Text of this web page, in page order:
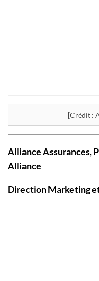
[Crédit :
Alliance Assurances,
Alliance
Direction Marketing